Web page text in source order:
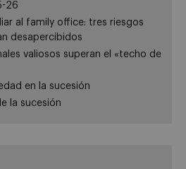
26
al family office: tres riesgos
desapercibidos
valiosos superan el «techo de
en la sucesión
la sucesión